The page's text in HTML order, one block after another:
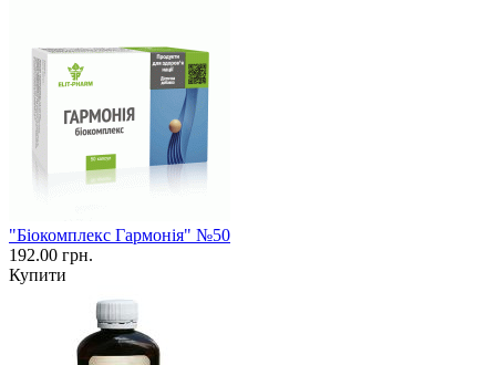
"Біокомплекс Гармонія" №50
192.00 грн.
Купити